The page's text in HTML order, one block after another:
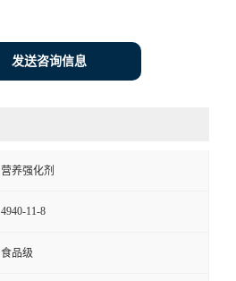
发送咨询信息
营养强化剂
4940-11-8
食品级